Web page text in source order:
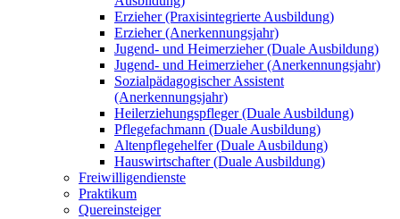
Erzieher (Praxisintegrierte Ausbildung)
Erzieher (Anerkennungsjahr)
Jugend- und Heimerzieher (Duale Ausbildung)
Jugend- und Heimerzieher (Anerkennungsjahr)
Sozialpädagogischer Assistent
(Anerkennungsjahr)
Heilerziehungspfleger (Duale Ausbildung)
Pflegefachmann (Duale Ausbildung)
Altenpflegehelfer (Duale Ausbildung)
Hauswirtschafter (Duale Ausbildung)
Freiwilligendienste
Praktikum
Quereinsteiger